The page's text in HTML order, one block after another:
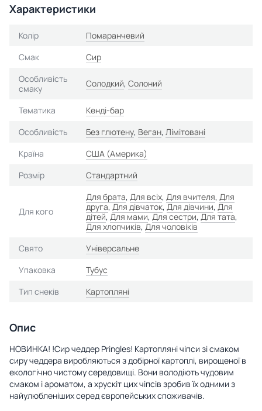
Характеристики
Колір
Помаранчевий
Смак
Сир
Особливість
смаку
Солодкий, Солоний
Тематика
Кенді-бар
Особливість
Без глютену, Веган, Лімітовані
Країна
США (Америка)
Розмір
Стандартний
Для кого
Для брата, Для всіх, Для вчителя, Для
друга,Для дівчаток,Для дівчини, Для
дітей, Для мами,Для сестри,Для тата,
Для хлопчиків,Для чоловіків
Свято
Універсальне
Упаковка
Тубус
Тип снеків
Картопляні
Опис
НОВИНКА! !Сир чеддер Pringles! Картопляні чіпси зі смаком
сиру чеддера виробляються з добірної картоплі, вирощеної в
екологічно чистому середовищі. Вони володіють чудовим
смаком і ароматом, а хрускіт цих чіпсів зробив їх одними з
найулюбленіших серед європейських споживачів.